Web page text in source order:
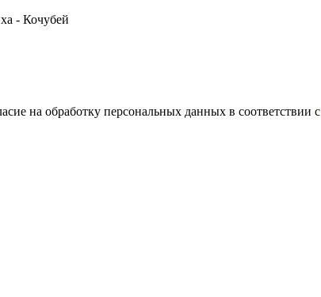
- Кочубей
на обработку персональных данных в соответствии с